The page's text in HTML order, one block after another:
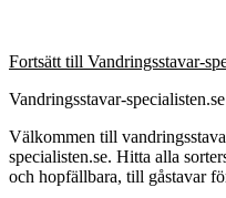
Fortsätt till Vandringsstavar-
Vandringsstavar-specialisten.se
Välkommen till
specialisten.se. Hitta alla
och hopfällbara, till gåstavar